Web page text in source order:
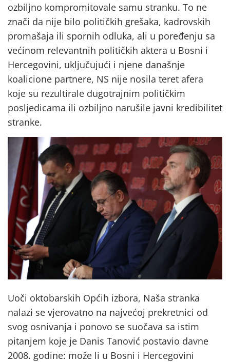
ozbiljno kompromitovale samu stranku. To ne
znači da nije bilo političkih grešaka, kadrovskih
promašaja ili spornih odluka, ali u poređenju sa
većinom relevantnih političkih aktera u Bosni i
Hercegovini, uključujući i njene današnje
koalicione partnere, NS nije nosila teret afera
koje su rezultirale dugotrajnim političkim
posljedicama ili ozbiljno narušile javni kredibilitet
stranke.
Uoči oktobarskih Općih izbora, Naša stranka
nalazi se vjerovatno na najvećoj prekretnici od
svog osnivanja i ponovo se suočava sa istim
pitanjem koje je Danis Tanović postavio davne
2008. godine: može li u Bosni i Hercegovini